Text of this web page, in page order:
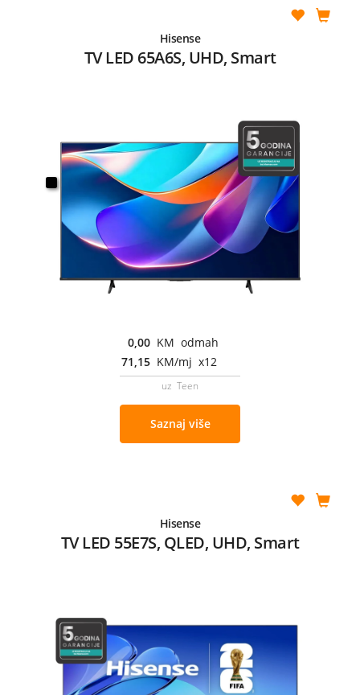
Hisense
TV LED 65A6S, UHD, Smart
0,00 KM odmah
71,15 KM/mj x12
uz Teen
Saznaj više
Hisense
TV LED 55E7S, QLED, UHD, Smart